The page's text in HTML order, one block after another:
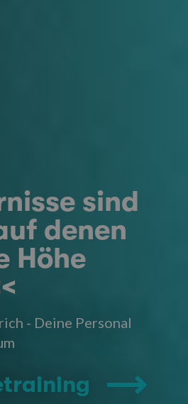
sind
denen
Höhe
- Deine Personal